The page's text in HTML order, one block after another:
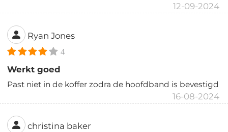
12-09-2024
Ryan Jones
4
Werkt goed
Past niet in de koffer zodra de hoofdband is bevestigd
16-08-2024
christina baker